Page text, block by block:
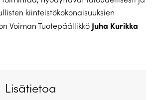
kiinteistökokonaisuuksien
Voiman Tuotepäällikkö Juha Kurikka
Lisätietoa